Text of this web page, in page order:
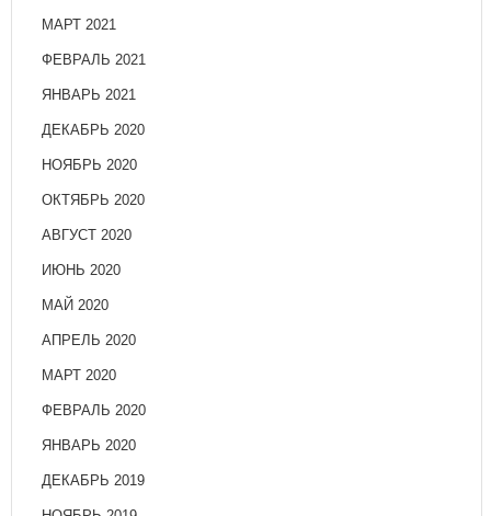
МАРТ 2021
ФЕВРАЛЬ 2021
ЯНВАРЬ 2021
ДЕКАБРЬ 2020
НОЯБРЬ 2020
ОКТЯБРЬ 2020
АВГУСТ 2020
ИЮНЬ 2020
МАЙ 2020
АПРЕЛЬ 2020
МАРТ 2020
ФЕВРАЛЬ 2020
ЯНВАРЬ 2020
ДЕКАБРЬ 2019